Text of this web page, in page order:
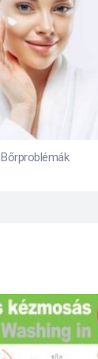
Bőrproblémák